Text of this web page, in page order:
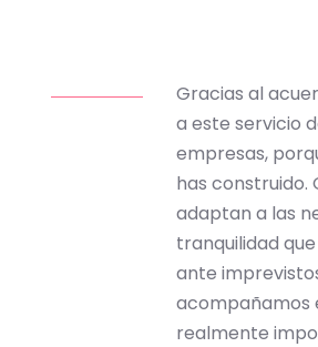
Gracias al
a este servicio
empresas,
has construido.
adaptan a las
tranquilidad
ante
acompañamos
realmente